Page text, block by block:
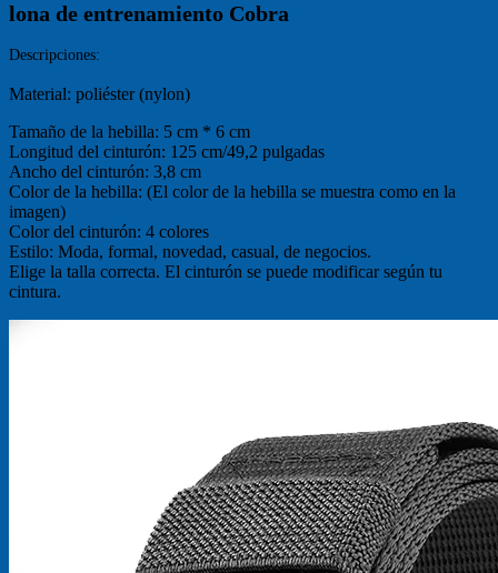
lona de entrenamiento Cobra
Descripciones:
Material: poliéster (nylon)
Tamaño de la hebilla: 5 cm * 6 cm
Longitud del cinturón: 125 cm/49,2 pulgadas
Ancho del cinturón: 3,8 cm
Color de la hebilla: (El color de la hebilla se muestra como en la
imagen)
Color del cinturón: 4 colores
Estilo: Moda, formal, novedad, casual, de negocios.
Elige la talla correcta. El cinturón se puede modificar según tu
cintura.